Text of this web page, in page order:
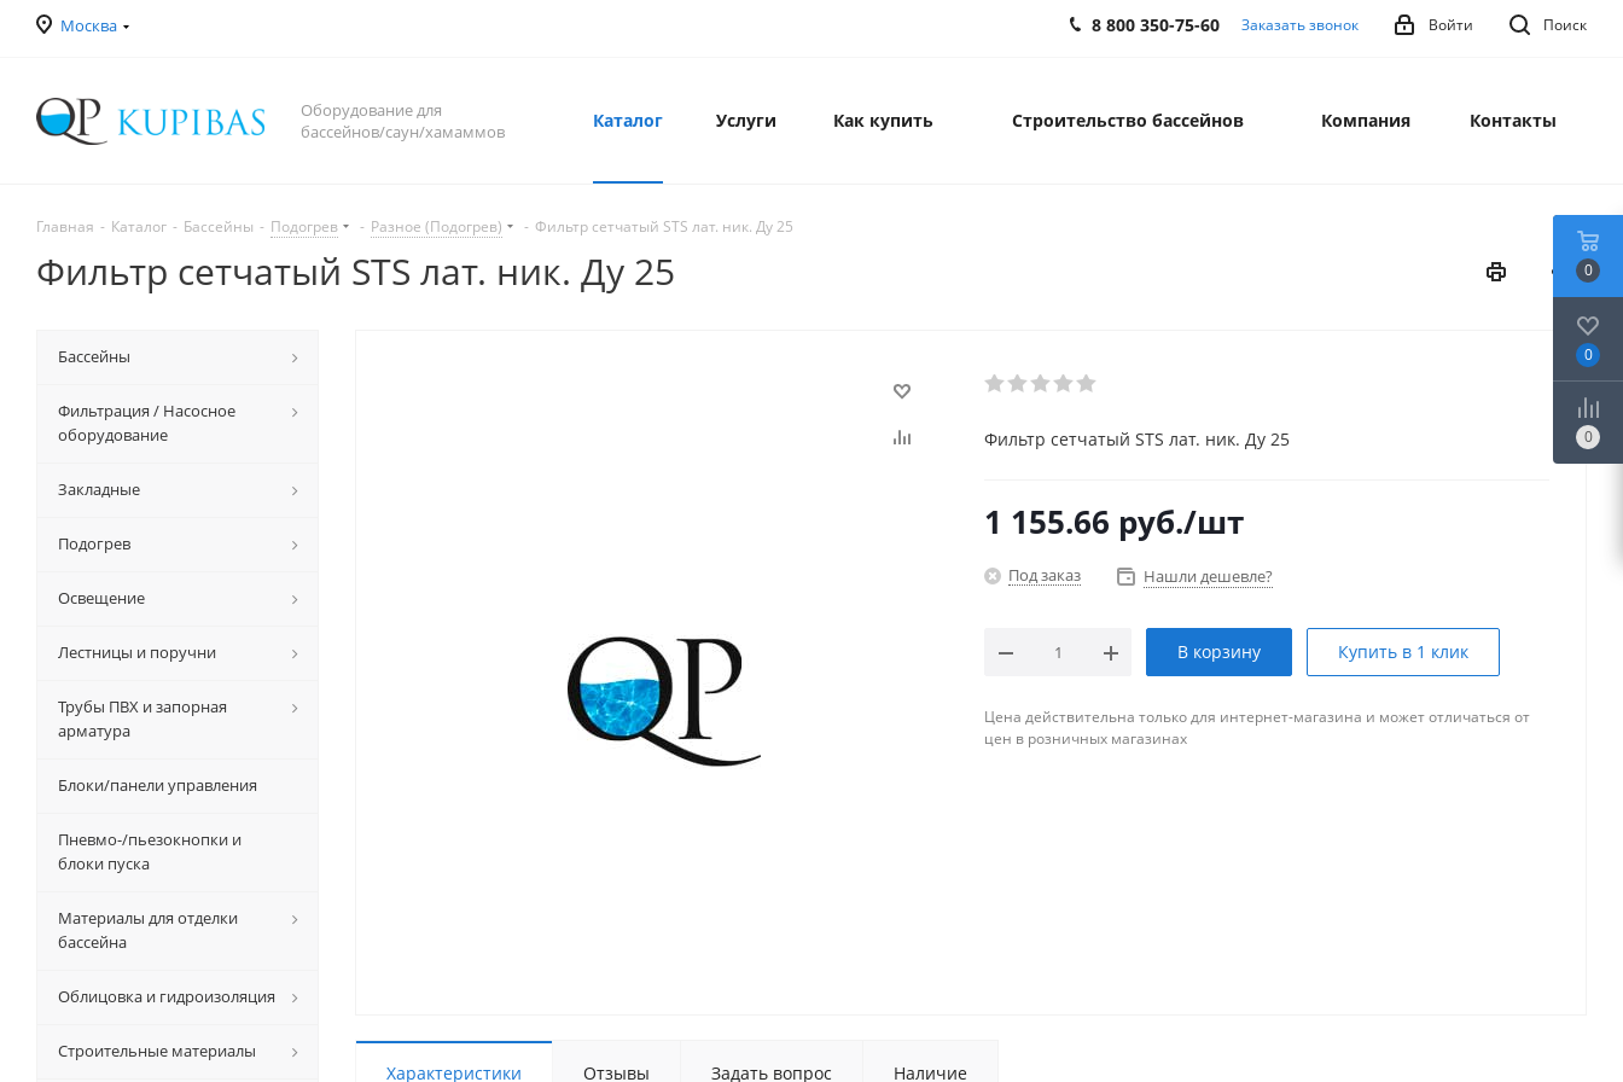
Москва Поиск
Войти
8 800 350-75-60 Заказать звонок
Оборудование для
бассейнов/саун/хамаммов
Каталог Услуги Как купить Строительство бассейнов Компания Контакты
Главная - Каталог - Бассейны - Подогрев - Разное (Подогрев) - Фильтр сетчатый STS лат. ник. Ду 25
Фильтр сетчатый STS лат. ник. Ду 25
Фильтр сетчатый STS лат. ник. Ду 25
1 155.66 руб./шт
Под заказ Нашли дешевле?
В корзину Купить в 1 клик
Цена действительна только для интернет-магазина и может отличаться от
цен в розничных магазинах
Характеристики Отзывы Задать вопрос Наличие
Бассейны
Фильтрация / Насосное
оборудование
Закладные
Подогрев
Освещение
Лестницы и поручни
Трубы ПВХ и запорная
арматура
Блоки/панели управления
Пневмо-/пьезокнопки и
блоки пуска
Материалы для отделки
бассейна
Облицовка и гидроизоляция
Строительные материалы
0
0
0